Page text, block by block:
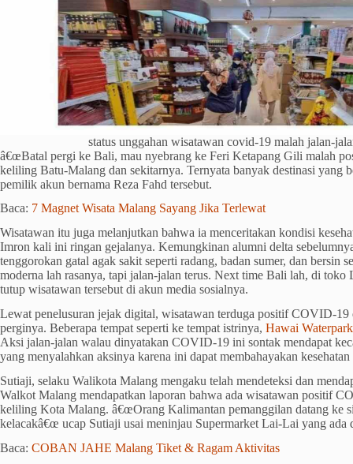
status unggahan wisatawan covid-19 malah jalan-
â€œBatal pergi ke Bali, mau nyebrang ke Feri Ketapang Gili malah
keliling Batu-Malang dan sekitarnya. Ternyata banyak destinasi yang
pemilik akun bernama Reza Fahd tersebut.
Baca: 7 Magnet Wisata Malang Sayang Jika Terlewat
Wisatawan itu juga melanjutkan bahwa ia menceritakan kondisi
Imron kali ini ringan gejalanya. Kemungkinan alumni delta
tenggorokan gatal agak sakit seperti radang, badan sumer, dan bersin
moderna lah rasanya, tapi jalan-jalan terus. Next time Bali lah, di
tutup wisatawan tersebut di akun media sosialnya.
Lewat penelusuran jejak digital, wisatawan terduga positif COVID-19
perginya. Beberapa tempat seperti ke tempat istrinya, Hawai Waterpark
Aksi jalan-jalan walau dinyatakan COVID-19 ini sontak mendapat
yang menyalahkan aksinya karena ini dapat membahayakan
Sutiaji, selaku Walikota Malang mengaku telah mendeteksi dan
Walkot Malang mendapatkan laporan bahwa ada wisatawan positif
keliling Kota Malang. â€œOrang Kalimantan pemanggilan datang ke
kelacakâ€œ ucap Sutiaji usai meninjau Supermarket Lai-Lai yang ada
Baca: COBAN JAHE Malang Tiket & Ragam Aktivitas